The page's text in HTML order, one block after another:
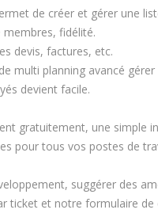
de créer et gérer une
membres, fidélité.
devis, factures, etc.
multi planning avancé
devient facile.
gratuitement, une simple
pour tous vos postes de
suggérer des
ticket et notre formulaire